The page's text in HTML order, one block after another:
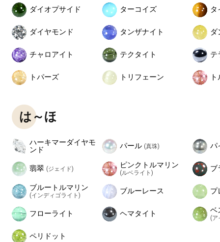
ダイオプサイド ターコイズ タ
ダイヤモンド タンザナイト ダ
チャロアイト テクタイト テ
トパーズ トリフェーン
は～ほ
ハーキマーダイヤモ
ンド
パール (真珠) パ
翡翠 (ジェイド) ピンクトルマリン
(ルベライト) ブ
ブルートルマリン
(インディゴライト) ブルーレース プ
フローライト ヘマタイト ベ
(ア
ペリドット